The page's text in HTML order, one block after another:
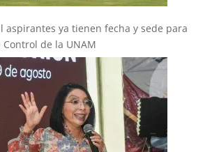
aspirantes ya tienen fecha y sede para
Control de la UNAM